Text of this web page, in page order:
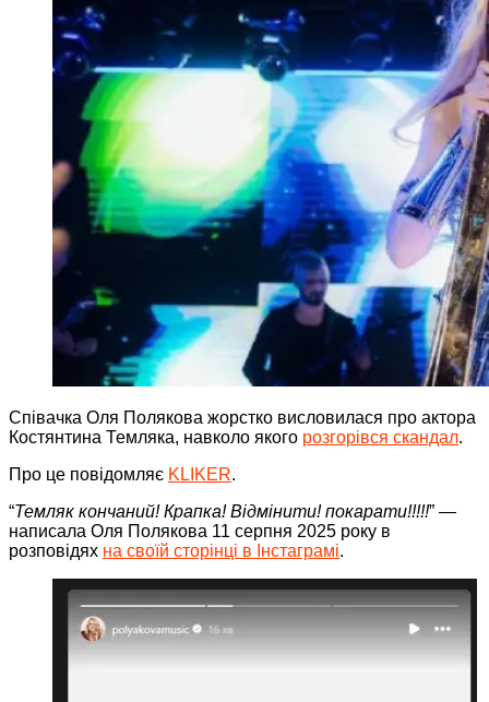
Співачка Оля Полякова жорстко висловилася про актора
Костянтина Темляка, навколо якого розгорівся скандал.
Про це повідомляє KLIKER.
“Темляк кончаний! Крапка! Відмінити! покарати!!!!!” —
написала Оля Полякова 11 серпня 2025 року в
розповідях на своїй сторінці в Інстаграмі.